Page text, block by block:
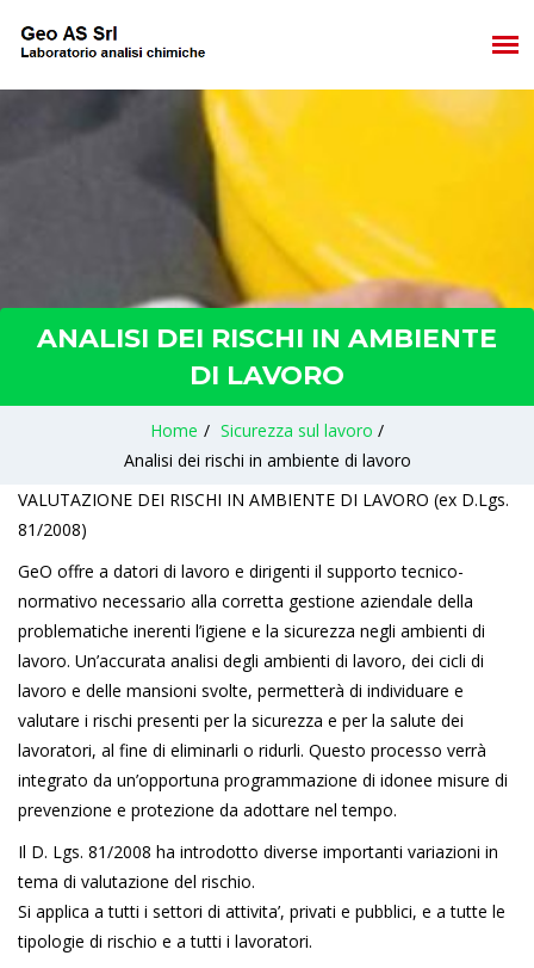
ANALISI DEI RISCHI IN AMBIENTE
DI LAVORO
Home / Sicurezza sul lavoro /
Analisi dei rischi in ambiente di lavoro
VALUTAZIONE DEI RISCHI IN AMBIENTE DI LAVORO (ex D.Lgs.
81/2008)
GeO offre a datori di lavoro e dirigenti il supporto tecnico-
normativo necessario alla corretta gestione aziendale della
problematiche inerenti l’igiene e la sicurezza negli ambienti di
lavoro. Un’accurata analisi degli ambienti di lavoro, dei cicli di
lavoro e delle mansioni svolte, permetterà di individuare e
valutare i rischi presenti per la sicurezza e per la salute dei
lavoratori, al fine di eliminarli o ridurli. Questo processo verrà
integrato da un’opportuna programmazione di idonee misure di
prevenzione e protezione da adottare nel tempo.
Il D. Lgs. 81/2008 ha introdotto diverse importanti variazioni in
tema di valutazione del rischio.
Si applica a tutti i settori di attivita’, privati e pubblici, e a tutte le
tipologie di rischio e a tutti i lavoratori.